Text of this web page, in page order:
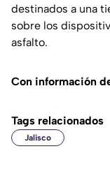
destinados a una
sobre los
asfalto.
Con información
Tags relacionados
Jalisco